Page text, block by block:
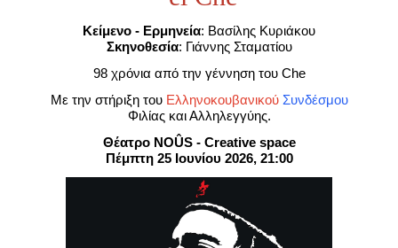
Είσοδος διαχειριστή
Κείμενο - Ερμηνεία: Βασίλης Κυριάκου
Σκηνοθεσία: Γιάννης Σταματίου
98 χρόνια από την γέννηση του Che
Με την στήριξη του Ελληνοκουβανικού Συνδέσμου
Φιλίας και Αλληλεγγύης.
Θέατρο NOÛS - Creative space
Πέμπτη 25 Ιουνίου 2026, 21:00